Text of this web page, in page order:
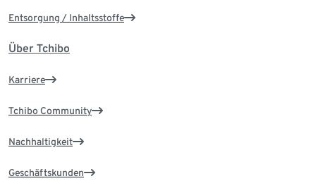
Entsorgung / Inhaltsstoffe
Über Tchibo
Karriere
Tchibo Community
Nachhaltigkeit
Geschäftskunden